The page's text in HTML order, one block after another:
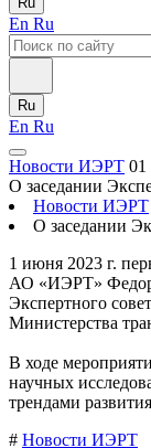
En Ru
Ru
En Ru
Новости ИЭРТ 01
О заседании
Новости ИЭРТ
О заседании
1 июня 2023 г.
АО «ИЭРТ»
Экспертного
Министерства
В ходе
научных
трендами
# Новости ИЭРТ